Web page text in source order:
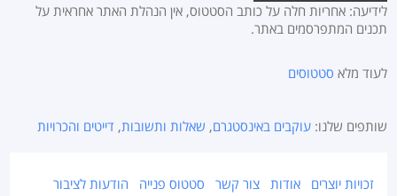
לידיעה: אחריות חלה על כותב הסטטוס, אין הנהלת האתר אחראית על
תכנים המתפרסמים באתר.
לעוד מלא סטטוסים
שותפים שלנו:עוקבים באינסטגרם, שאלות ותשובות, דייטים והכרויות
זכויות יוצרים אודות צור קשר סטטוס פנייה
הודעות לציבור